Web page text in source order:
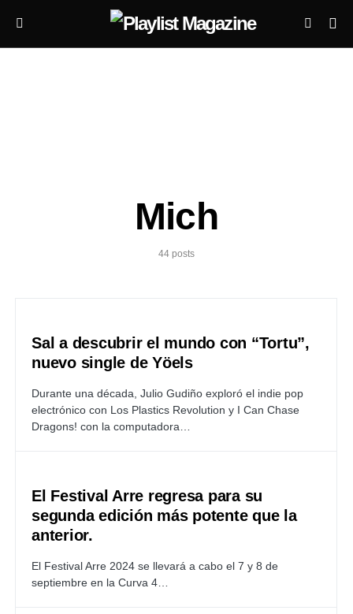
Mich
44 posts
Sal a descubrir el mundo con “Tortu”,
nuevo single de Yöels
Durante una década, Julio Gudiño exploró el indie pop
electrónico con Los Plastics Revolution y I Can Chase
Dragons! con la computadora…
El Festival Arre regresa para su
segunda edición más potente que la
anterior.
El Festival Arre 2024 se llevará a cabo el 7 y 8 de
septiembre en la Curva 4…